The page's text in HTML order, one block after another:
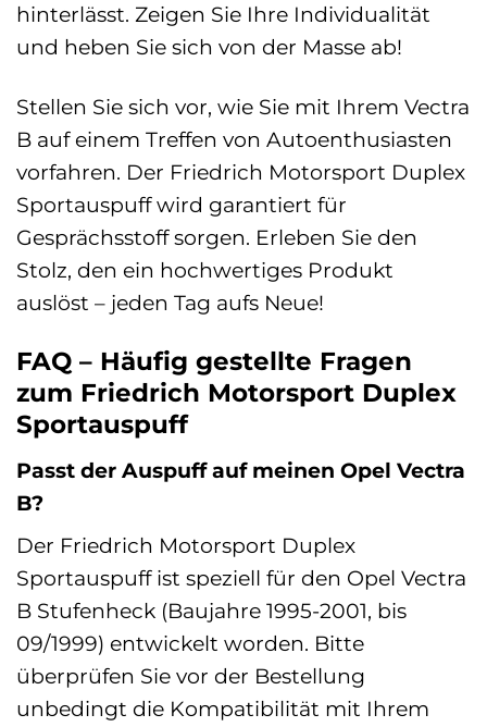
hinterlässt. Zeigen Sie Ihre Individualität
und heben Sie sich von der Masse ab!
Stellen Sie sich vor, wie Sie mit Ihrem Vectra
B auf einem Treffen von Autoenthusiasten
vorfahren. Der Friedrich Motorsport Duplex
Sportauspuff wird garantiert für
Gesprächsstoff sorgen. Erleben Sie den
Stolz, den ein hochwertiges Produkt
auslöst – jeden Tag aufs Neue!
FAQ – Häufig gestellte Fragen
zum Friedrich Motorsport Duplex
Sportauspuff
Passt der Auspuff auf meinen Opel Vectra
B?
Der Friedrich Motorsport Duplex
Sportauspuff ist speziell für den Opel Vectra
B Stufenheck (Baujahre 1995-2001, bis
09/1999) entwickelt worden. Bitte
überprüfen Sie vor der Bestellung
unbedingt die Kompatibilität mit Ihrem